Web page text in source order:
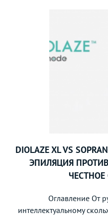
DIOLAZE XL VS
ЭПИЛЯЦИЯ
ЧЕСТНОЕ
Оглавление От
интеллектуальному